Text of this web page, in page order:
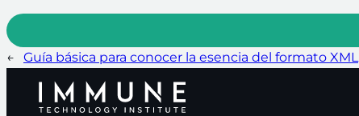
← Guía básica para conocer la esencia del formato XML